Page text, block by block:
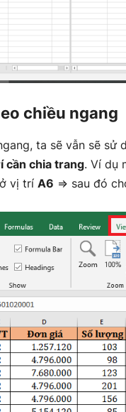
chiều ngang
ta sẽ vẫn sẽ sử
cần chia trang. Ví dụ
vị trí A6 => sau đó